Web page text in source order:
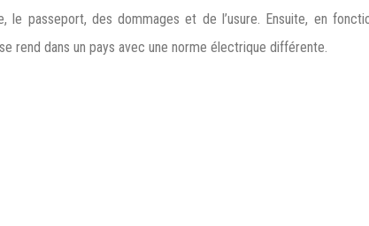
passeport, des dommages et de l’usure. Ensuite, en
rend dans un pays avec une norme électrique différente.